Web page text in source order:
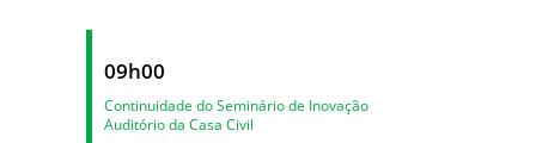
09h00
Continuidade do Seminário de Inovação
Auditório da Casa Civil